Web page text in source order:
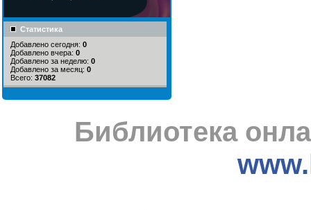
Статистика
Добавлено сегодня: 0
Добавлено вчера: 0
Добавлено за неделю: 0
Добавлено за месяц: 0
Всего: 37082
Библиотека